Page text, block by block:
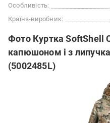
Особливість:
Країна-виробник:
Фото Куртка SoftShell
капюшоном і з
(5002485L)